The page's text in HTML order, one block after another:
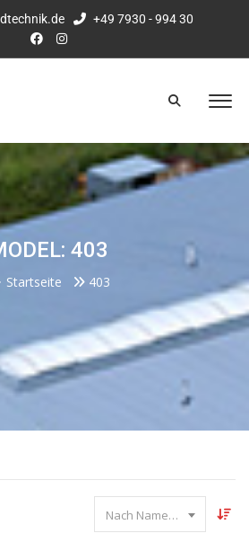
+49 7930 - 994 30
403
Startseite 403
Nach Name sortieren